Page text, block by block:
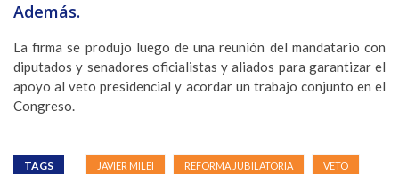
Además.
La firma se produjo luego de una reunión del mandatario con
diputados y senadores oficialistas y aliados para garantizar el
apoyo al veto presidencial y acordar un trabajo conjunto en el
Congreso.
TAGS JAVIER MILEI REFORMA JUBILATORIA VETO